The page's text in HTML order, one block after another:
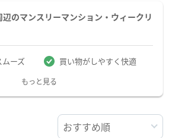
のマンスリーマンション・ウィークリ
ーズ 買い物がしやすく快適
もっと見る